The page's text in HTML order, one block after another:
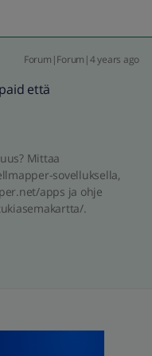
Forum|Forum|4 years ago
että
Mittaa
sovelluksella,
apps ja ohje
.